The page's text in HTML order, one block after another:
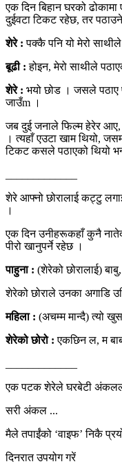
एक दिन बिहान घरको
दुईवटा टिकट रहेछ, तर
शेरे : पक्कै पनि यो मेरो
बूढी : होइन, मेरो साथीले
शेरे : भयो छोड । जसले पठाए
जाउँm ।
जब दुई जनाले फिल्म हेरेर आए,
। त्यहाँ एउटा खाम थियो,
टिकट कसले पठाएको थियो
शेरे आफ्नो छोरालाई कट्टु
।
एक दिन उनीहरूकहाँ कुनै
पीरो खानुपर्ने रहेछ ।
पाहुना : (शेरेको छोरालाई)
शेरेको छोराले उनका अगाडि
महिला : (अचम्म मान्दै) त्यो
शेरेको छोरो : एकछिन ल, म
एक पटक शेरेले घरबेटी
सरी अंकल ...
मैले तपाईंको ‘वाइफ’ निकै
दिनरात उपयोग गरें